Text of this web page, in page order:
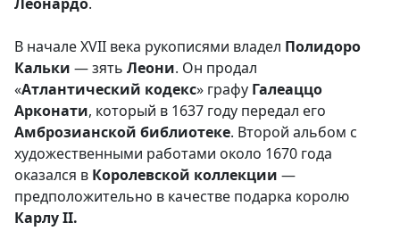
В начале XVII века рукописями владел Полидоро
Кальки — зять Леони. Он продал
«Атлантический кодекс» графу Галеаццо
Арконати, который в 1637 году передал его
Амброзианской библиотеке. Второй альбом с
художественными работами около 1670 года
оказался в Королевской коллекции —
предположительно в качестве подарка королю
Карлу II.